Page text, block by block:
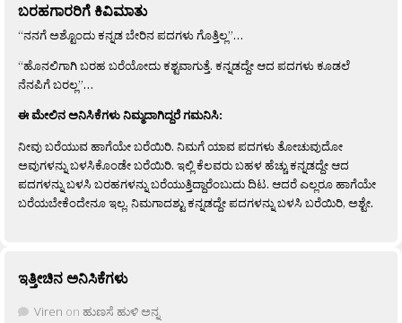
ಬರಹಗಾರರಿಗೆ ಕಿವಿಮಾತು
“ನನಗೆ ಅಶ್ಟೊಂದು ಕನ್ನಡ ಬೇರಿನ ಪದಗಳು ಗೊತ್ತಿಲ್ಲ”…
“ಹೊನಲಿಗಾಗಿ ಬರಹ ಬರೆಯೋದು ಕಶ್ಟವಾಗುತ್ತೆ. ಕನ್ನಡದ್ದೇ ಆದ ಪದಗಳು ಕೂಡಲೆ
ನೆನಪಿಗೆ ಬರಲ್ಲ”…
ಈ ಮೇಲಿನ ಅನಿಸಿಕೆಗಳು ನಿಮ್ಮದಾಗಿದ್ದರೆ ಗಮನಿಸಿ:
ನೀವು ಬರೆಯುವ ಹಾಗೆಯೇ ಬರೆಯಿರಿ. ನಿಮಗೆ ಯಾವ ಪದಗಳು ತೋಚುವುದೋ
ಅವುಗಳನ್ನು ಬಳಸಿಕೊಂಡೇ ಬರೆಯಿರಿ. ಇಲ್ಲಿ ಕೆಲವರು ಬಹಳ ಹೆಚ್ಚು ಕನ್ನಡದ್ದೇ ಆದ
ಪದಗಳನ್ನು ಬಳಸಿ ಬರಹಗಳನ್ನು ಬರೆಯುತ್ತಿದ್ದಾರೆಂಬುದು ದಿಟ. ಆದರೆ ಎಲ್ಲರೂ ಹಾಗೆಯೇ
ಬರೆಯಬೇಕೆಂದೇನೂ ಇಲ್ಲ. ನಿಮಗಾದಶ್ಟು ಕನ್ನಡದ್ದೇ ಪದಗಳನ್ನು ಬಳಸಿ ಬರೆಯಿರಿ, ಅಶ್ಟೇ.
ಇತ್ತೀಚಿನ ಅನಿಸಿಕೆಗಳು
Viren on ಹುಣಸೆ ಹುಳಿ ಅನ್ನ